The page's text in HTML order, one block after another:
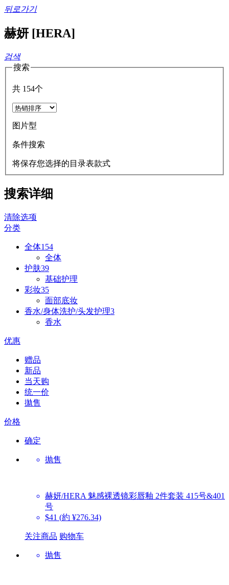
뒤로가기
赫妍 [HERA]
검색
搜索
共 154个
图片型
条件搜索
将保存您选择的目录表款式
搜索详细
清除选项
分类
全体154
全体
护肤39
基础护理
彩妆35
面部底妆
香水/身体洗护/头发护理3
香水
优惠
赠品
新品
当天购
统一价
拋售
价格
确定
抛售
赫妍/HERA 魅感裸透镜彩唇釉 2件套装 415号&401
号
$41 (約 ¥276.34)
关注商品 购物车
抛售